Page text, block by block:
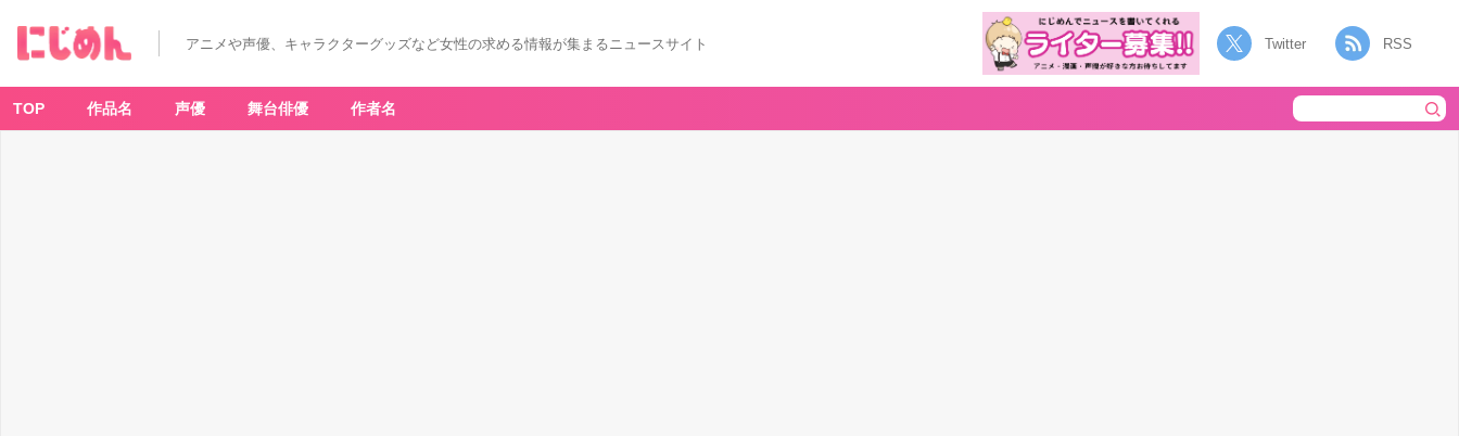
アニメや声優、キャラクターグッズなど女性の求める情報が集まるニュースサイト Twitter RSS
TOP 作品名 声優 舞台俳優 作者名